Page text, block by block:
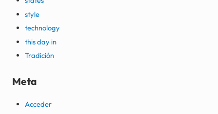
style
technology
this day in
Tradición
Meta
Acceder